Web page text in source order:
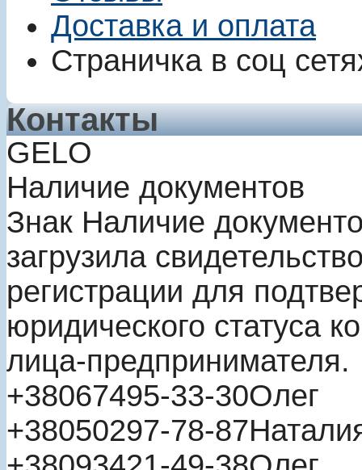
Доставка и оплата
Страничка в соц
Контакты
GELO
Наличие документов
Знак Наличие
загрузила
регистрации для
юридического статуса
лица-предпринимателя.
+38067495-33-30Олег
+38050297-78-87